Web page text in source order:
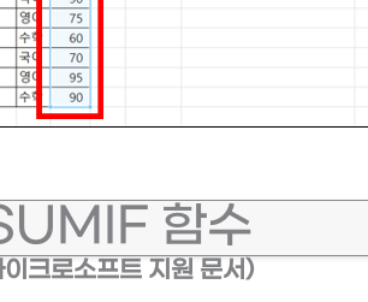
함수
크로소프트 지원 문서)